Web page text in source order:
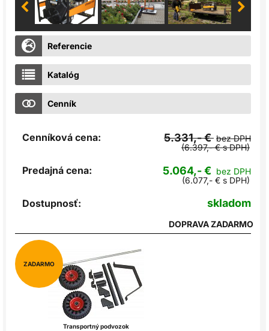
Referencie
Katalóg
Cenník
Cenníková cena: 5.331,- € bez DPH
(6.397,- € s DPH)
Predajná cena: 5.064,- € bez DPH
(6.077,- € s DPH)
Dostupnosť: skladom
DOPRAVA ZADARMO
ZADARMO
Transportný podvozok